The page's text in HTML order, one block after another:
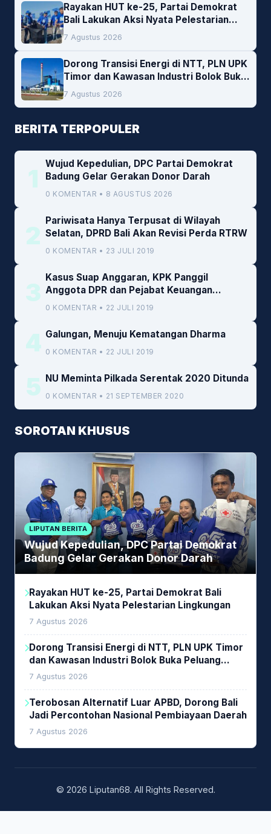
Rayakan HUT ke-25, Partai Demokrat
Bali Lakukan Aksi Nyata Pelestarian
Lingkungan
7 Agustus 2026
Dorong Transisi Energi di NTT, PLN UPK
Timor dan Kawasan Industri Bolok Buka
Peluang Investasi Woodchip untuk
Cofiring PLTU Bolok
7 Agustus 2026
BERITA TERPOPULER
1
Wujud Kepedulian, DPC Partai Demokrat
Badung Gelar Gerakan Donor Darah
0 KOMENTAR • 8 AGUSTUS 2026
2
Pariwisata Hanya Terpusat di Wilayah
Selatan, DPRD Bali Akan Revisi Perda RTRW
0 KOMENTAR • 23 JULI 2019
3
Kasus Suap Anggaran, KPK Panggil
Anggota DPR dan Pejabat Keuangan
Kemenkeu
0 KOMENTAR • 22 JULI 2019
4 Galungan, Menuju Kematangan Dharma
0 KOMENTAR • 22 JULI 2019
5 NU Meminta Pilkada Serentak 2020 Ditunda
0 KOMENTAR • 21 SEPTEMBER 2020
SOROTAN KHUSUS
LIPUTAN BERITA
Wujud Kepedulian, DPC Partai Demokrat
Badung Gelar Gerakan Donor Darah
Rayakan HUT ke-25, Partai Demokrat Bali
Lakukan Aksi Nyata Pelestarian Lingkungan
7 Agustus 2026
Dorong Transisi Energi di NTT, PLN UPK Timor
dan Kawasan Industri Bolok Buka Peluang
Investasi Woodchip untuk Cofiring PLTU Bolok
7 Agustus 2026
Terobosan Alternatif Luar APBD, Dorong Bali
Jadi Percontohan Nasional Pembiayaan Daerah
7 Agustus 2026
© 2026 Liputan68. All Rights Reserved.